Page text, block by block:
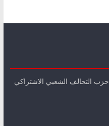
التحالف الشعبي الاشتراكي